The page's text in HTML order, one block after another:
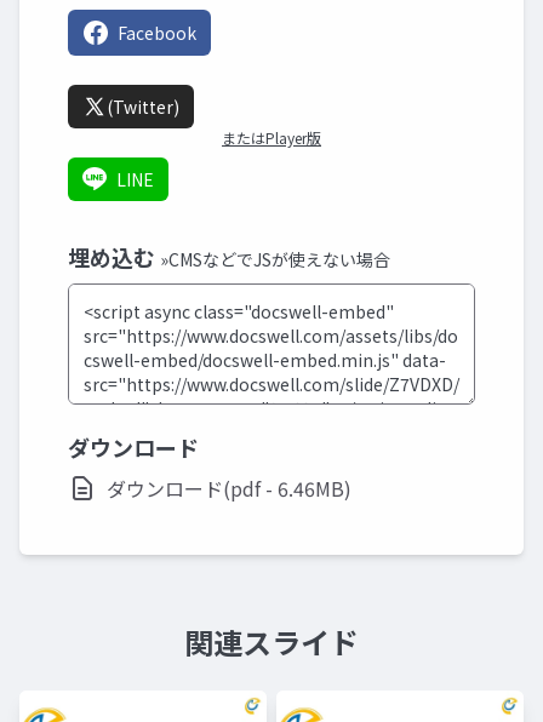
Facebook
(Twitter)
またはPlayer版
LINE
埋め込む »CMSなどでJSが使えない場合
ダウンロード
ダウンロード(pdf - 6.46MB)
関連スライド